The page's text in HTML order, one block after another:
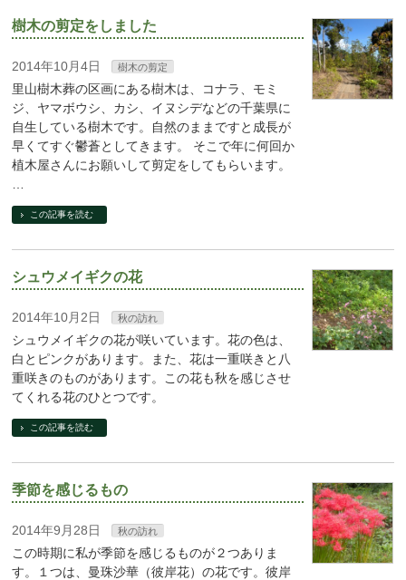
樹木の剪定をしました
2014年10月4日 樹木の剪定
里山樹木葬の区画にある樹木は、コナラ、モミ
ジ、ヤマボウシ、カシ、イヌシデなどの千葉県に
自生している樹木です。自然のままですと成長が
早くてすぐ鬱蒼としてきます。 そこで年に何回か
植木屋さんにお願いして剪定をしてもらいます。
この記事を読む
シュウメイギクの花
2014年10月2日 秋の訪れ
シュウメイギクの花が咲いています。花の色は、
白とピンクがあります。また、花は一重咲きと八
重咲きのものがあります。この花も秋を感じさせ
てくれる花のひとつです。
この記事を読む
季節を感じるもの
2014年9月28日 秋の訪れ
この時期に私が季節を感じるものが２つありま
す。１つは、曼珠沙華（彼岸花）の花です。彼岸